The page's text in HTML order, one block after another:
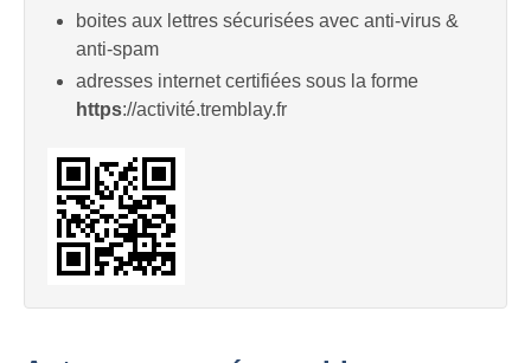
boites aux lettres sécurisées avec anti-virus &
anti-spam
adresses internet certifiées sous la forme
https://activité.tremblay.fr